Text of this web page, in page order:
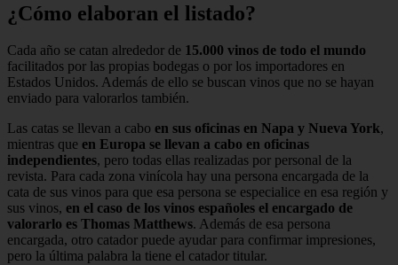
¿Cómo elaboran el listado?
Cada año se catan alrededor de 15.000 vinos de todo el mundo
facilitados por las propias bodegas o por los importadores en
Estados Unidos. Además de ello se buscan vinos que no se hayan
enviado para valorarlos también.
Las catas se llevan a cabo en sus oficinas en Napa y Nueva York,
mientras que en Europa se llevan a cabo en oficinas
independientes, pero todas ellas realizadas por personal de la
revista. Para cada zona vinícola hay una persona encargada de la
cata de sus vinos para que esa persona se especialice en esa región y
sus vinos, en el caso de los vinos españoles el encargado de
valorarlo es Thomas Matthews. Además de esa persona
encargada, otro catador puede ayudar para confirmar impresiones,
pero la última palabra la tiene el catador titular.